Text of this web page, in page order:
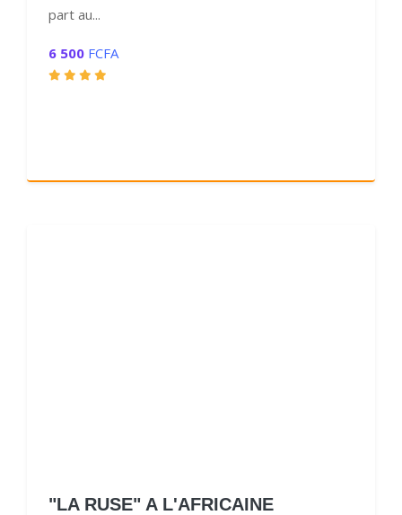
part au...
6 500 FCFA
"LA RUSE" A L'AFRICAINE